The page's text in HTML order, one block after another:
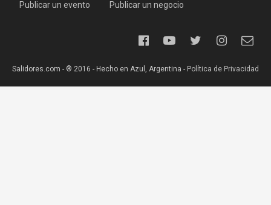
Publicar un evento Publicar un negocio
Salidores.com - ® 2016 - Hecho en Azul, Argentina - Política de Privacidad